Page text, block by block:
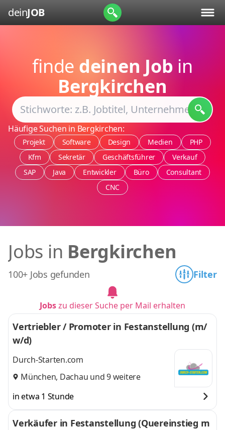
deinJOB
finde deinen Job in
Bergkirchen
Häufige Suchen in Bergkirchen:
Projekt Software Design Medien
PHP
Kfm
Sekretär Geschäftsführer
Verkauf
SAP
Java Entwickler Büro
Consultant
CNC
Jobs in Bergkirchen
100+ Jobs gefunden Filter
Jobszu dieser Suche per Mail erhalten
Vertriebler / Promoter in Festanstellung (m/
w/d)
Durch-Starten.com
München, Dachau und 9 weitere
in etwa 1 Stunde
Verkäufer in Festanstellung (Quereinstieg m